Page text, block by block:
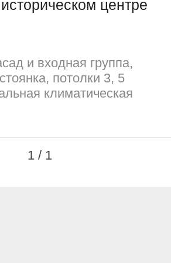
центре
и входная группа,
потолки 3, 5
климатическая
1 / 1